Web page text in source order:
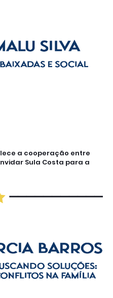
a cooperação entre
Sula Costa para a